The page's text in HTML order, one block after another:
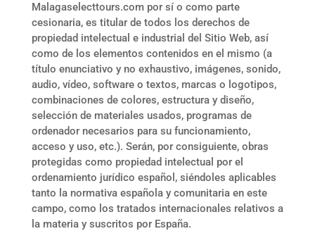
Malagaselecttours.com por sí o como parte
cesionaria, es titular de todos los derechos de
propiedad intelectual e industrial del Sitio Web, así
como de los elementos contenidos en el mismo (a
título enunciativo y no exhaustivo, imágenes, sonido,
audio, vídeo, software o textos, marcas o logotipos,
combinaciones de colores, estructura y diseño,
selección de materiales usados, programas de
ordenador necesarios para su funcionamiento,
acceso y uso, etc.). Serán, por consiguiente, obras
protegidas como propiedad intelectual por el
ordenamiento jurídico español, siéndoles aplicables
tanto la normativa española y comunitaria en este
campo, como los tratados internacionales relativos a
la materia y suscritos por España.